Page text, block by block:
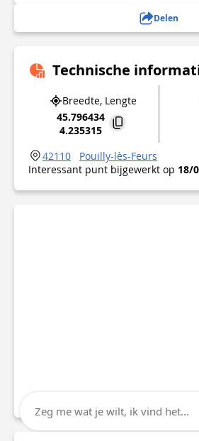
Delen
Technische
Breedte, Lengte
45.796434
4.235315
42110
Pouilly-lès-Feurs
Interessant punt bijgewerkt op 18/
Zeg me wat je wilt, ik vind het...